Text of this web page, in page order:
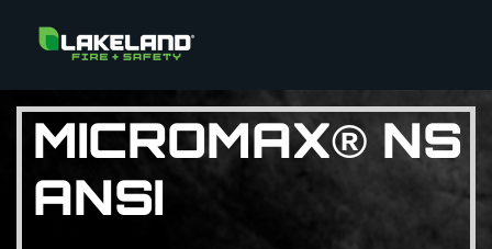
MICROMAX® NS
ANSI